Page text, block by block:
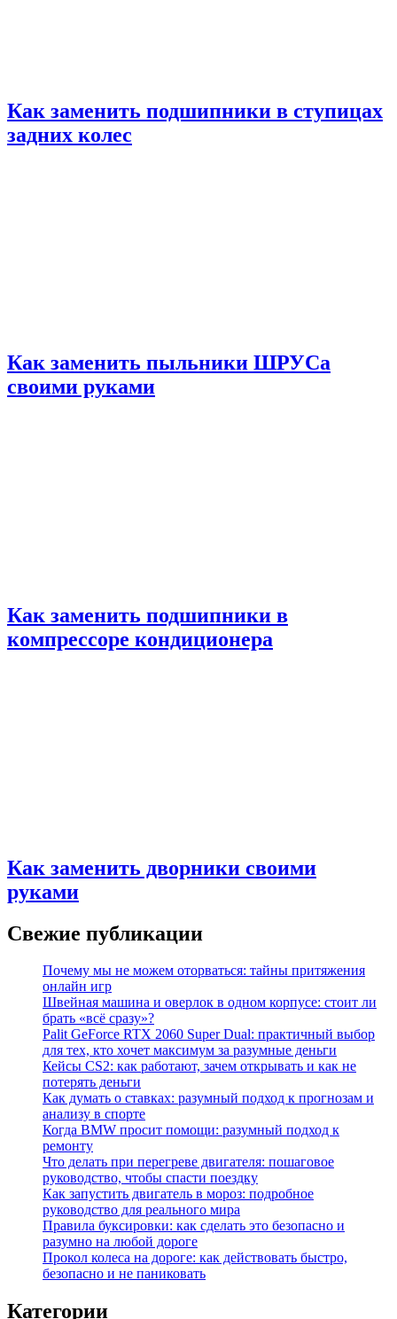
Как заменить подшипники в ступицах
задних колес
Как заменить пыльники ШРУСа
своими руками
Как заменить подшипники в
компрессоре кондиционера
Как заменить дворники своими
руками
Свежие публикации
Почему мы не можем оторваться: тайны притяжения
онлайн игр
Швейная машина и оверлок в одном корпусе: стоит ли
брать «всё сразу»?
Palit GeForce RTX 2060 Super Dual: практичный выбор
для тех, кто хочет максимум за разумные деньги
Кейсы CS2: как работают, зачем открывать и как не
потерять деньги
Как думать о ставках: разумный подход к прогнозам и
анализу в спорте
Когда BMW просит помощи: разумный подход к
ремонту
Что делать при перегреве двигателя: пошаговое
руководство, чтобы спасти поездку
Как запустить двигатель в мороз: подробное
руководство для реального мира
Правила буксировки: как сделать это безопасно и
разумно на любой дороге
Прокол колеса на дороге: как действовать быстро,
безопасно и не паниковать
Категории